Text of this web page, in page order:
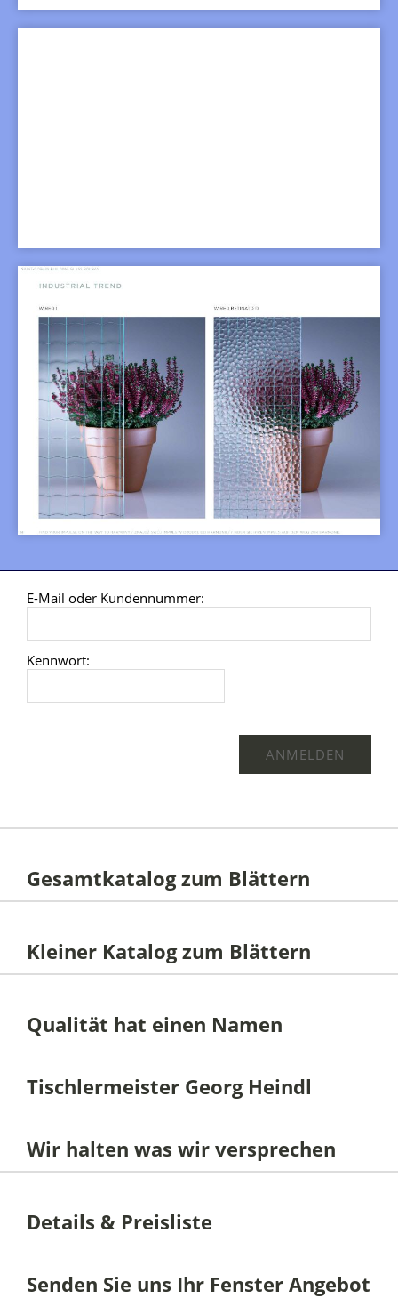
E-Mail oder Kundennummer:
Kennwort:
Gesamtkatalog zum Blättern
Kleiner Katalog zum Blättern
Qualität hat einen Namen
Tischlermeister Georg Heindl
Wir halten was wir versprechen
Details & Preisliste
Senden Sie uns Ihr Fenster Angebot